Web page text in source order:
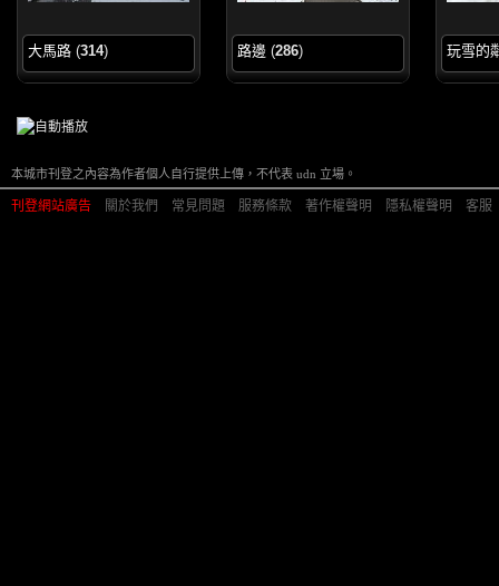
大馬路 (314) 路邊 (286) 玩雪的
本城市刊登之內容為作者個人自行提供上傳，不代表 udn 立場。
刊登網站廣告 關於我們 常見問題 服務條款 著作權聲明 隱私權聲明 客服